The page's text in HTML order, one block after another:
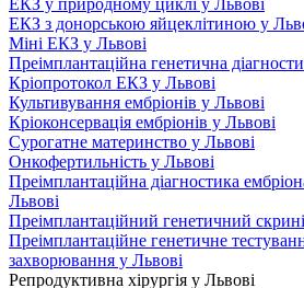
ЕКЗ у природному циклі у Львові
ЕКЗ з донорською яйцеклітиною у
Міні ЕКЗ у Львові
Преімплантаційна генетична
Кріопротокол ЕКЗ у Львові
Культивування ембріонів у Львові
Кріоконсервація ембріонів у Львові
Сурогатне материнство у Львові
Онкофертильність у Львові
Преімплантаційна діагностика
Львові
Преімплантаційний генетичний
Преімплантаційне генетичне
захворювання у Львові
Репродуктивна хірургія у Львові